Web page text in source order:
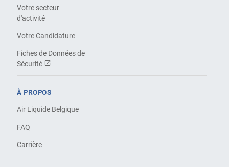
Votre secteur
d'activité
Votre Candidature
Fiches de Données de
Sécurité
À PROPOS
Air Liquide Belgique
FAQ
Carrière